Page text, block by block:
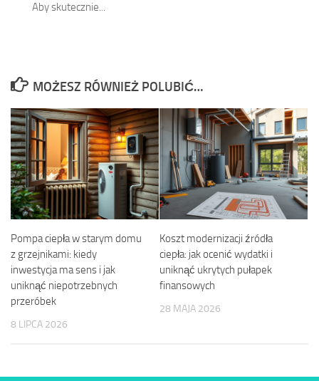
Aby skutecznie...
MOŻESZ RÓWNIEŻ POLUBIĆ…
Pompa ciepła w starym domu
z grzejnikami: kiedy
inwestycja ma sens i jak
uniknąć niepotrzebnych
przeróbek
8 LIPCA 2026
Koszt modernizacji źródła
ciepła: jak ocenić wydatki i
uniknąć ukrytych pułapek
finansowych
28 MAJA 2026